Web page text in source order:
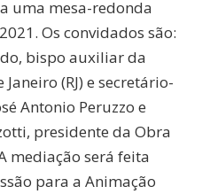
uma mesa-redonda
Os convidados são:
bispo auxiliar da
(RJ) e secretário-
Antonio Peruzzo e
presidente da Obra
mediação será feita
para a Animação